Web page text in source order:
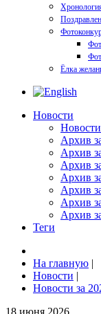
Ёлка
Новости
Архив
Архив
Архив
Архив
Архив
Архив
Архив
Теги
На главную |
Новости |
Новости за
18 июня 2026